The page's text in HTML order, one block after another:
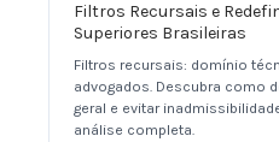
Filtros Recursais e
Superiores Brasileiras
Filtros recursais: domínio
advogados. Descubra como
geral e evitar
análise completa.